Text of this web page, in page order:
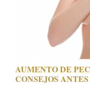
​AUMENTO DE
CONSEJOS